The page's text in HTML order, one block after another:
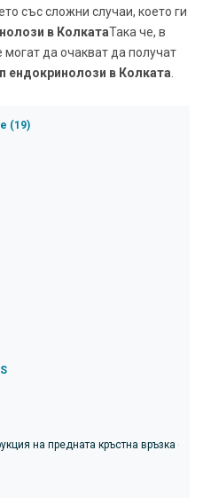
със сложни случаи, което ги
в КолкатаТака че, в
могат да очакват да получат
ендокринолози в Колката
(19)
S
на предната кръстна връзка